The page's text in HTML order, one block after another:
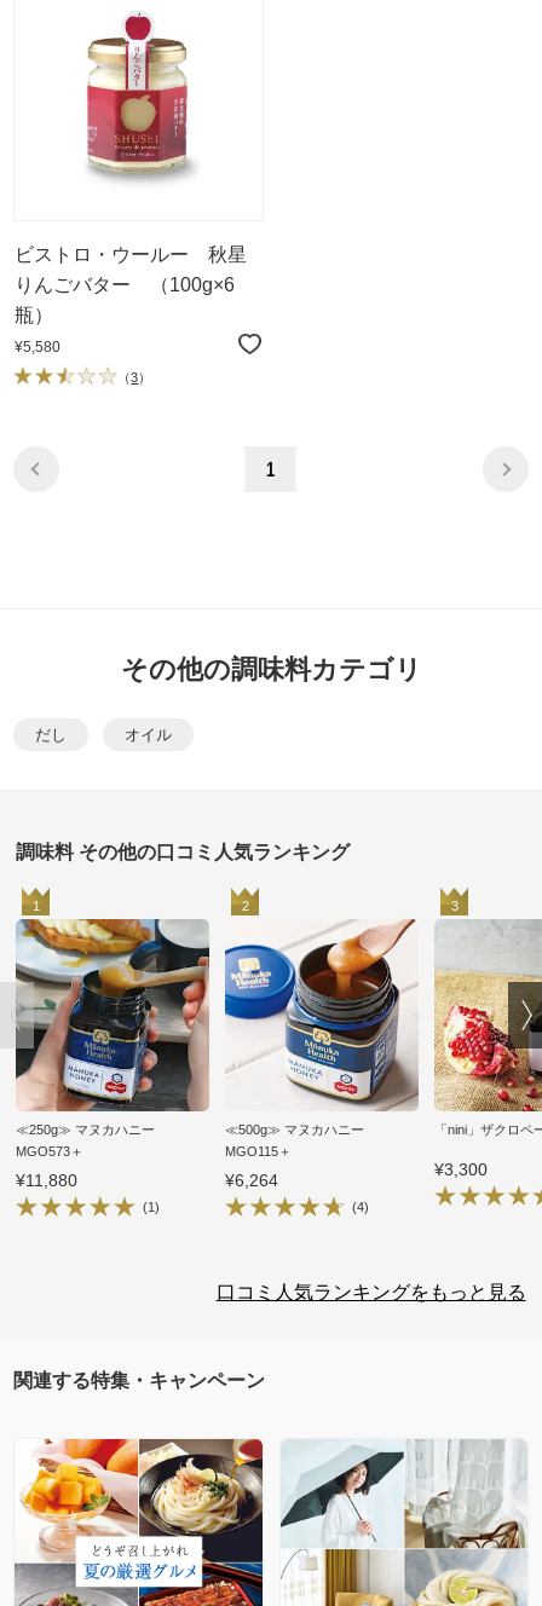
ビストロ・ウールー 秋星
りんごバター （100g×6
瓶）
¥5,580
（3）
1
その他の調味料カテゴリ
だし オイル
調味料 その他の口コミ人気ランキング
1
≪250g≫ マヌカハニー
MGO573＋
¥11,880
(1)
2
≪500g≫ マヌカハニー
MGO115＋
¥6,264
(4)
3
「nini」ザクロペ
¥3,300
口コミ人気ランキングをもっと見る
関連する特集・キャンペーン